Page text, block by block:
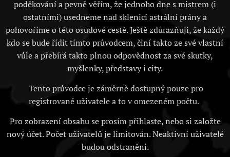
poděkování a pevně věřím, že jednoho dne s mistrem (i
ostatními) usedneme nad sklenicí astrální prány a
pohovoříme o této osudové cestě. Ještě zdůrazňuji, že každý
kdo se bude řídit tímto průvodcem, činí takto ze své vlastní
vůle a přebírá takto plnou odpovědnost za své skutky,
myšlenky, představy i city.
Tento průvodce je záměrně dostupný pouze pro
registrované uživatele a to v omezeném počtu.
Pro zobrazení obsahu se prosím přihlaste, nebo si založte
nový účet. Počet uživatelů je limitován. Neaktivní uživatelé
budou odstraněni.